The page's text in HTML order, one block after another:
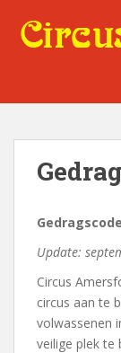
Update:
Circus
circus aan te
volwassenen
veilige plek te